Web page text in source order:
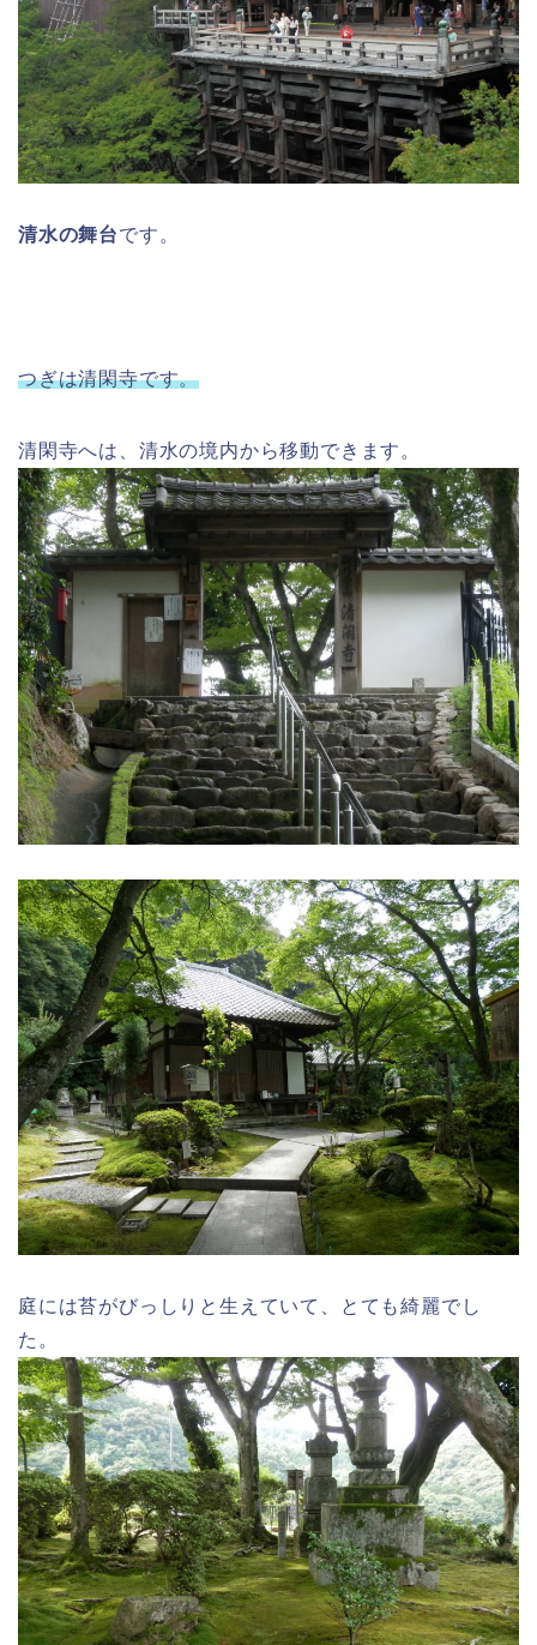
清水の舞台です。
つぎは清閑寺です。
清閑寺へは、清水の境内から移動できます。
庭には苔がびっしりと生えていて、とても綺麗でし
た。